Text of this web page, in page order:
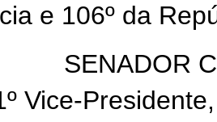
e 106º da
SENADOR
Vice-